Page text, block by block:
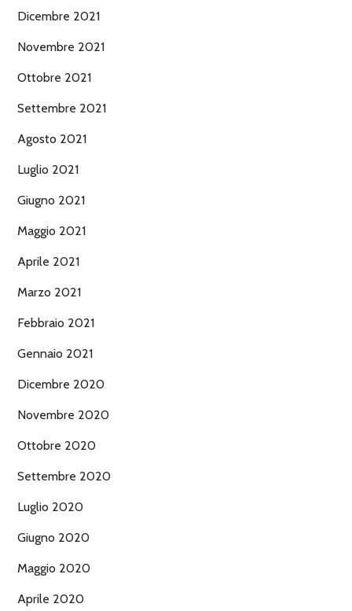
Dicembre 2021
Novembre 2021
Ottobre 2021
Settembre 2021
Agosto 2021
Luglio 2021
Giugno 2021
Maggio 2021
Aprile 2021
Marzo 2021
Febbraio 2021
Gennaio 2021
Dicembre 2020
Novembre 2020
Ottobre 2020
Settembre 2020
Luglio 2020
Giugno 2020
Maggio 2020
Aprile 2020